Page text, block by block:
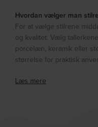
Hvordan vælger man
For at vælge stilrene
og kvalitet. Vælg
porcelæn, keramik eller
størrelse for praktisk
Læs mere